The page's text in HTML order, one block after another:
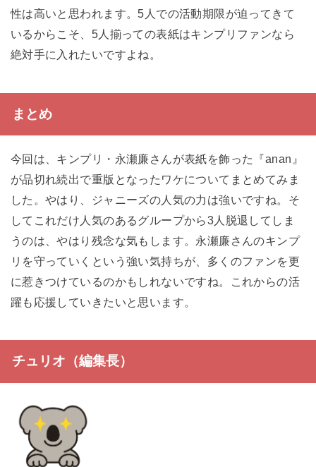
性は高いと思われます。5人での活動期限が迫ってきて
いるからこそ、5人揃っての表紙はキンプリファンなら
絶対手に入れたいですよね。
まとめ
今回は、キンプリ・永瀬廉さんが表紙を飾った『anan』
が品切れ続出で重版となったワケについてまとめてみま
した。やはり、ジャニーズの人気の力は強いですね。そ
してこれだけ人気のあるグループから3人脱退してしま
うのは、やはり残念な気もします。永瀬廉さんのキンプ
リを守っていくという強い気持ちが、多くのファンを更
に惹きつけているのかもしれないですね。これからの活
躍も応援していきたいと思います。
チュリオ（編集長）